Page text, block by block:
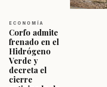
ECONOMÍA
Corfo admite
frenado en el
Hidrógeno
Verde y
decreta el
cierre